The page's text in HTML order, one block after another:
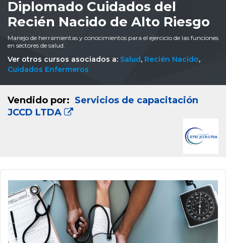
Diplomado Cuidados del
Recién Nacido de Alto Riesgo
Manejo de herramientas y conocimientos para el ejercicio de las funciones
en sectores de salud.
Ver otros cursos asociados a: Salud, Recién Nacido,
Cuidados Enfermeros
Vendido por: Servicios de capacitación
JCCD LTDA